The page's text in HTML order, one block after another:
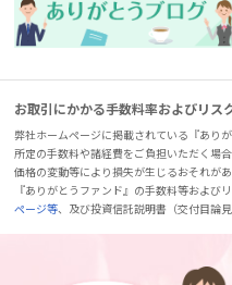
お取引にかかる手数料率およびリス
弊社ホームページに掲載されている『あり
所定の手数料や諸経費をご負担いただく場
価格の変動等により損失が生じるおそれが
『ありがとうファンド』の手数料等および
ページ等、及び投資信託説明書（交付目論